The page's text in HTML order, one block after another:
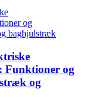
Funktioner og
og